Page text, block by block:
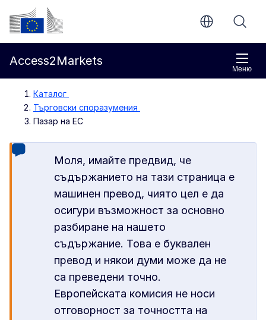
Направо към основното съдържание
Европейска комисия
Меню
Access2Markets
Каталог
Търговски споразумения
Пазар на ЕС
Моля, имайте предвид, че
съдържанието на тази страница е
машинен превод, чиято цел е да
осигури възможност за основно
разбиране на нашето
съдържание. Това е буквален
превод и някои думи може да не
са преведени точно.
Европейската комисия не носи
отговорност за точността на